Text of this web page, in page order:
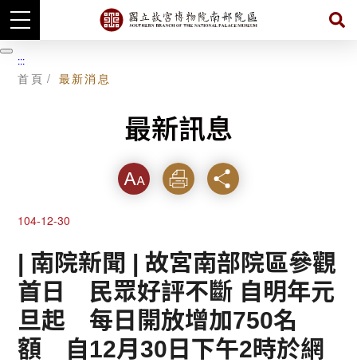
跳
到
暫
停
:::
首頁 最新消息
最新訊息
字級 列印 分享
104-12-30
| 南院新聞 | 故宮南部院區參觀
首日 民眾好評不斷 自明年元
旦起 每日開放增加750名
額 自12月30日下午2時於網